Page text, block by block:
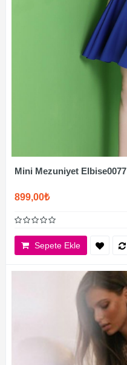
Mini Mezuniyet Elbise0077
899,00₺
Sepete Ekle